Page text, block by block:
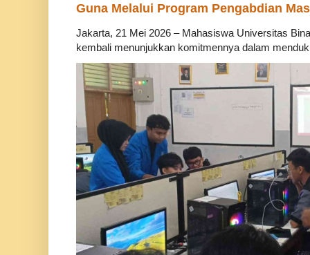
Guna Melalui Program Pengabdian
Jakarta, 21 Mei 2026 – Mahasiswa Universitas
kembali menunjukkan komitmennya dalam